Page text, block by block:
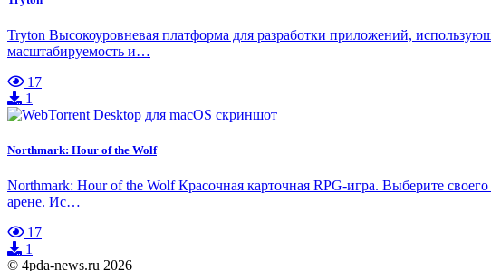
Tryton Высокоуровневая платформа для разработки приложений,
масштабируемость и…
17
1
Northmark: Hour of the Wolf
Northmark: Hour of the Wolf Красочная карточная RPG-игра. Выберите
арене. Ис…
17
1
© 4pda-news.ru 2026